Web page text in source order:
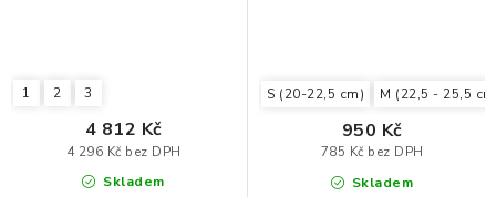
1 2 3
Skladem
4 296 Kč bez DPH
4 812 Kč
S (20-22,5 cm) M (22,5 - 25,5
Skladem
785 Kč bez DPH
950 Kč